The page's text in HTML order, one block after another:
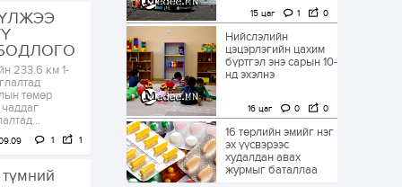
233.6 км 1-
төмөр
1 1
15 цаг 1 0
Нийслэлийн
цэцэрлэгийн цахим
бүртгэл энэ сарын 10-
нд эхэлнэ
16 цаг 0 0
16 төрлийн эмийг нэг
эх үүсвэрээс
худалдан авах
журмыг баталлаа